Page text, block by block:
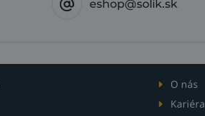
eshop@solik.sk
O nás
Kariéra